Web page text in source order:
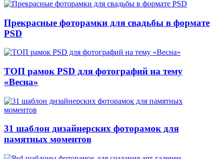
Прекрасные фоторамки для свадьбы в формате
PSD
ТОП рамок PSD для фотографий на тему
«Весна»
31 шаблон дизайнерских фоторамок для
памятных моментов